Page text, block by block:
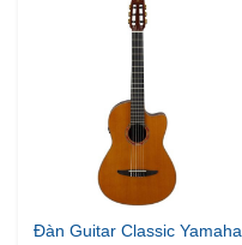
Đàn Guitar Classic Yamaha